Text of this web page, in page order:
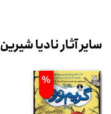
سایر آثار نادیا شیرین
%